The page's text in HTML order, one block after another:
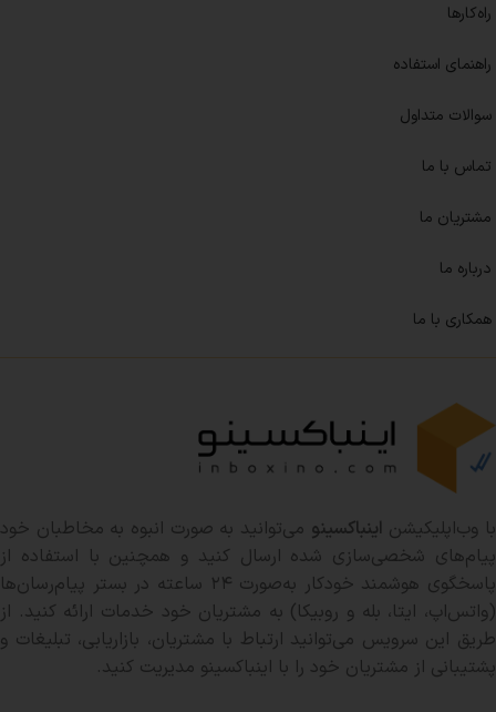
راه‌کارها
راهنمای استفاده
سوالات متداول
تماس با ما
مشتریان ما
درباره ما
همکاری با ما
با وب‌اپلیکیشن اینباکسینو می‌توانید به صورت انبوه به مخاطبان خود
پیام‌های شخصی‌سازی شده ارسال کنید و همچنین با استفاده از
پاسخگوی هوشمند خودکار به‌صورت ۲۴ ساعته در بستر پیام‌رسان‌ها
(واتس‌اپ، ایتا، بله و روبیکا) به مشتریان خود خدمات ارائه کنید. از
طریق این سرویس می‌توانید ارتباط با مشتریان، بازاریابی، تبلیغات و
پشتیبانی از مشتریان خود را با اینباکسینو مدیریت کنید.